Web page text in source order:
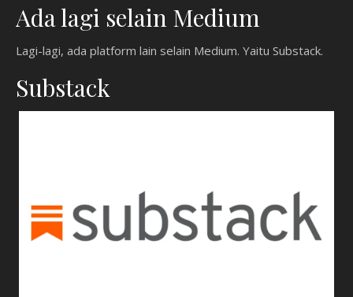
Ada lagi selain Medium
Lagi-lagi, ada platform lain selain Medium. Yaitu Substack.
Substack